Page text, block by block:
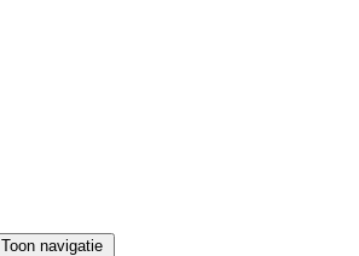
Toon navigatie